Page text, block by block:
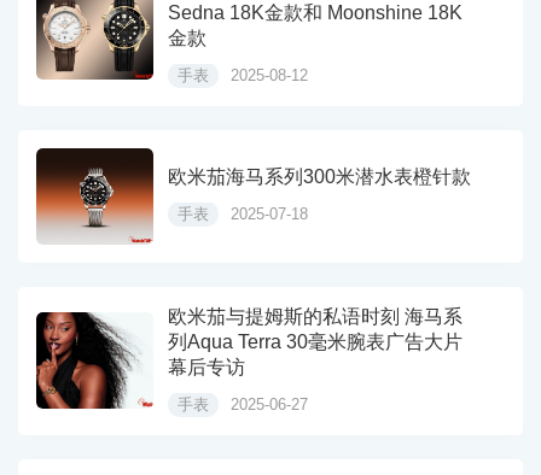
Sedna 18K金款和 Moonshine 18K
金款
手表 2025-08-12
欧米茄海马系列300米潜水表橙针款
手表 2025-07-18
欧米茄与提姆斯的私语时刻 海马系
列Aqua Terra 30毫米腕表广告大片
幕后专访
手表 2025-06-27